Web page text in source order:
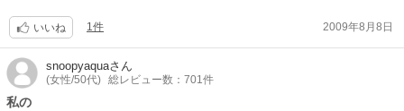
いいね 1件 2009年8月8日
snoopyaquaさん
(女性/50代) 総レビュー数：701件
私の